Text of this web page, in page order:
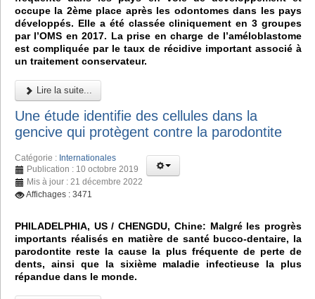
occupe la 2ème place après les odontomes dans les pays
développés. Elle a été classée cliniquement en 3 groupes
par l’OMS en 2017. La prise en charge de l’améloblastome
est compliquée par le taux de récidive important associé à
un traitement conservateur.
Lire la suite...
Une étude identifie des cellules dans la
gencive qui protègent contre la parodontite
Catégorie : Internationales
Publication : 10 octobre 2019
Mis à jour : 21 décembre 2022
Affichages : 3471
PHILADELPHIA, US / CHENGDU, Chine: Malgré les progrès
importants réalisés en matière de santé bucco-dentaire, la
parodontite reste la cause la plus fréquente de perte de
dents, ainsi que la sixième maladie infectieuse la plus
répandue dans le monde.